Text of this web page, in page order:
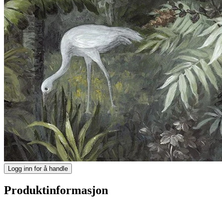
Logg inn for å handle
Produktinformasjon